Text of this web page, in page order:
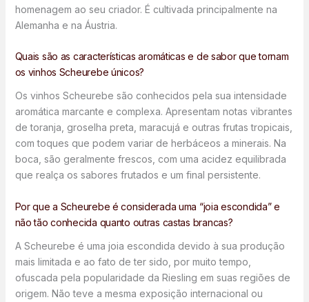
homenagem ao seu criador. É cultivada principalmente na
Alemanha e na Áustria.
Quais são as características aromáticas e de sabor que tornam
os vinhos Scheurebe únicos?
Os vinhos Scheurebe são conhecidos pela sua intensidade
aromática marcante e complexa. Apresentam notas vibrantes
de toranja, groselha preta, maracujá e outras frutas tropicais,
com toques que podem variar de herbáceos a minerais. Na
boca, são geralmente frescos, com uma acidez equilibrada
que realça os sabores frutados e um final persistente.
Por que a Scheurebe é considerada uma “joia escondida” e
não tão conhecida quanto outras castas brancas?
A Scheurebe é uma joia escondida devido à sua produção
mais limitada e ao fato de ter sido, por muito tempo,
ofuscada pela popularidade da Riesling em suas regiões de
origem. Não teve a mesma exposição internacional ou